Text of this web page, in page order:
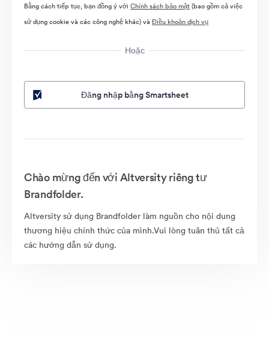
Bằng cách tiếp tục, bạn đồng ý với Chính sách bảo mật(bao gồm cả việc
sử dụng cookie và các công nghệ khác) và Điều khoản dịch vụ
Hoặc
Đăng nhập bằng Smartsheet
Chào mừng đến với Altversity riêng tư
Brandfolder.
Altversity sử dụng Brandfolder làm nguồn cho nội dung
thương hiệu chính thức của mình.Vui lòng tuân thủ tất cả
các hướng dẫn sử dụng.